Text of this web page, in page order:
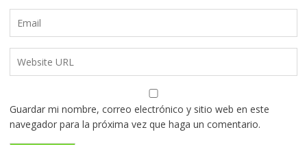
Guardar mi nombre, correo electrónico y sitio web en este
navegador para la próxima vez que haga un comentario.